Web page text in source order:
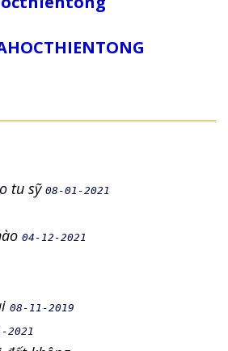
tu sỹ 08-01-2021
04-12-2021
08-11-2019
2021